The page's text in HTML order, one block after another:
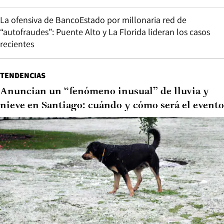
La ofensiva de BancoEstado por millonaria red de
“autofraudes”: Puente Alto y La Florida lideran los casos
recientes
TENDENCIAS
Anuncian un “fenómeno inusual” de lluvia y
nieve en Santiago: cuándo y cómo será el evento